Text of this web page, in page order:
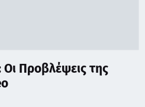
Προβλέψεις της